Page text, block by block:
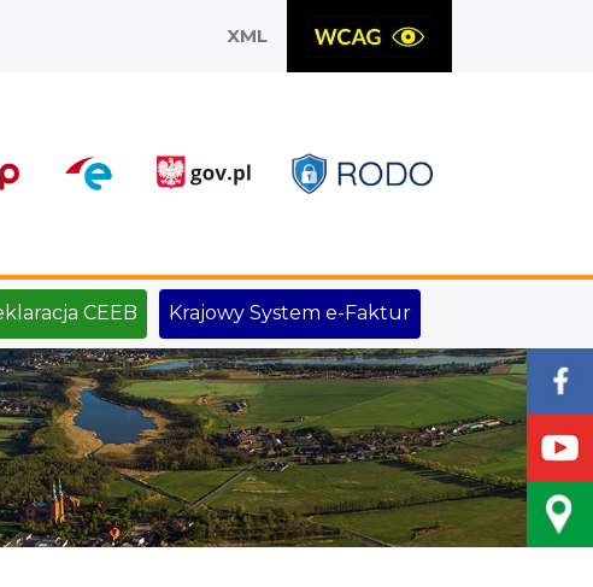
XML
CEEB Krajowy System e-Faktur